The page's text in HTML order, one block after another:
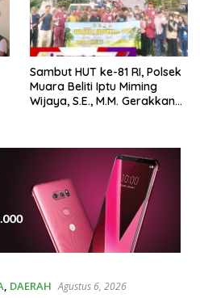
Sambut HUT ke-81 RI, Polsek
Muara Beliti Iptu Miming
Wijaya, S.E., M.M. Gerakkan
, DAERAH Agustus 6, 2026